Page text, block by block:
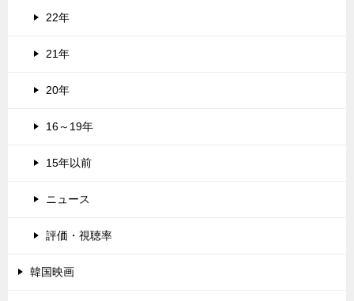
22年
21年
20年
16～19年
15年以前
ニュース
評価・視聴率
韓国映画